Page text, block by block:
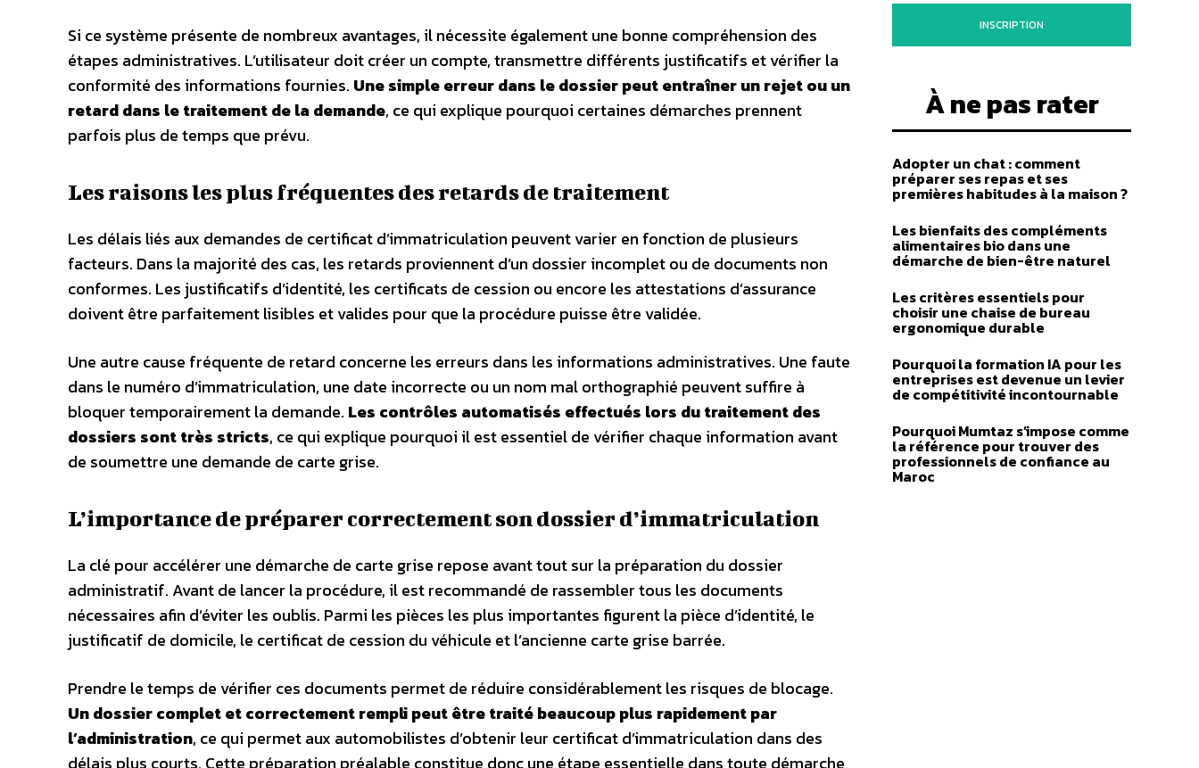
Si ce système présente de nombreux avantages, il nécessite également une bonne compréhension des
étapes administratives. L’utilisateur doit créer un compte, transmettre différents justificatifs et vérifier la
conformité des informations fournies. Une simple erreur dans le dossier peut entraîner un rejet ou un
retard dans le traitement de la demande, ce qui explique pourquoi certaines démarches prennent
parfois plus de temps que prévu.
Les raisons les plus fréquentes des retards de traitement
Les délais liés aux demandes de certificat d’immatriculation peuvent varier en fonction de plusieurs
facteurs. Dans la majorité des cas, les retards proviennent d’un dossier incomplet ou de documents non
conformes. Les justificatifs d’identité, les certificats de cession ou encore les attestations d’assurance
doivent être parfaitement lisibles et valides pour que la procédure puisse être validée.
Une autre cause fréquente de retard concerne les erreurs dans les informations administratives. Une faute
dans le numéro d’immatriculation, une date incorrecte ou un nom mal orthographié peuvent suffire à
bloquer temporairement la demande. Les contrôles automatisés effectués lors du traitement des
dossiers sont très stricts, ce qui explique pourquoi il est essentiel de vérifier chaque information avant
de soumettre une demande de carte grise.
L’importance de préparer correctement son dossier d’immatriculation
La clé pour accélérer une démarche de carte grise repose avant tout sur la préparation du dossier
administratif. Avant de lancer la procédure, il est recommandé de rassembler tous les documents
nécessaires afin d’éviter les oublis. Parmi les pièces les plus importantes figurent la pièce d’identité, le
justificatif de domicile, le certificat de cession du véhicule et l’ancienne carte grise barrée.
Prendre le temps de vérifier ces documents permet de réduire considérablement les risques de blocage.
Un dossier complet et correctement rempli peut être traité beaucoup plus rapidement par
l’administration, ce qui permet aux automobilistes d’obtenir leur certificat d’immatriculation dans des
délais plus courts. Cette préparation préalable constitue donc une étape essentielle dans toute démarche
INSCRIPTION
À ne pas rater
Adopter un chat : comment
préparer ses repas et ses
premières habitudes à la maison ?
Les bienfaits des compléments
alimentaires bio dans une
démarche de bien-être naturel
Les critères essentiels pour
choisir une chaise de bureau
ergonomique durable
Pourquoi la formation IA pour les
entreprises est devenue un levier
de compétitivité incontournable
Pourquoi Mumtaz s’impose comme
la référence pour trouver des
professionnels de confiance au
Maroc